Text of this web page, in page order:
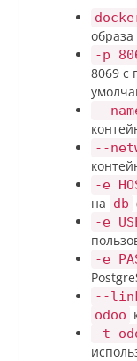
образа
-p
8069 с
--
--
-e
на db
-e
-e
--
odoo
-t